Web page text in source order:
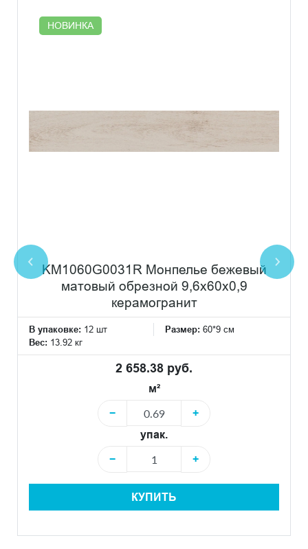
НОВИНКА
KM1060G0031R Монпелье бежевый
матовый обрезной 9,6x60x0,9
керамогранит
В упаковке: 12 шт Размер: 60*9 см
Вес: 13.92 кг
2 658.38 руб.
м²
−
+
упак.
−
+
КУПИТЬ